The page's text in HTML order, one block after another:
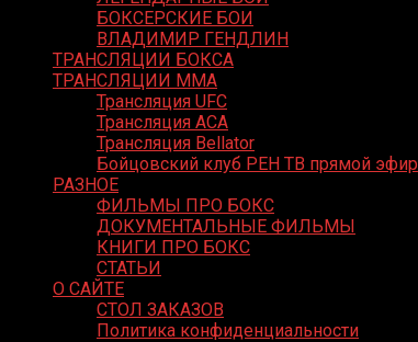
БОКСЕРСКИЕ БОИ
ВЛАДИМИР ГЕНДЛИН
ТРАНСЛЯЦИИ БОКСА
ТРАНСЛЯЦИИ MMA
Трансляция UFC
Трансляция ACA
Трансляция Bellator
Бойцовский клуб РЕН ТВ прямой эфир
РАЗНОЕ
ФИЛЬМЫ ПРО БОКС
ДОКУМЕНТАЛЬНЫЕ ФИЛЬМЫ
КНИГИ ПРО БОКС
СТАТЬИ
О САЙТЕ
СТОЛ ЗАКАЗОВ
Политика конфиденциальности